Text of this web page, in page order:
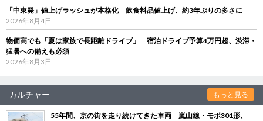
「中東発」値上げラッシュが本格化 飲食料品値上げ、約3年ぶりの多さに
2026年8月4日
物価高でも「夏は家族で長距離ドライブ」 宿泊ドライブ予算4万円超、渋滞・
猛暑への備えも必須
2026年8月3日
カルチャー もっと見る
55年間、京の街を走り続けてきた車両 嵐山線・モボ301形、